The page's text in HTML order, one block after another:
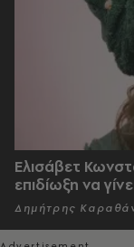
Ελισάβετ
επιδίωξη να
Δημήτρης